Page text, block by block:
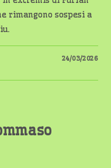
rimangono sospesi a
24/03/2026